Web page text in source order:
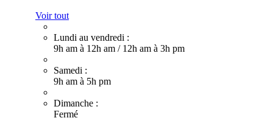
Voir tout
Lundi au vendredi :
9h am à 12h am / 12h am à 3h pm
Samedi :
9h am à 5h pm
Dimanche :
Fermé